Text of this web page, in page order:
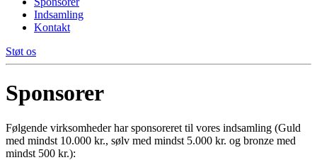
Indsamling
Kontakt
Støt os
Sponsorer
Følgende virksomheder har sponsoreret til vores indsamling (Guld
med mindst 10.000 kr., sølv med mindst 5.000 kr. og bronze med
mindst 500 kr.):